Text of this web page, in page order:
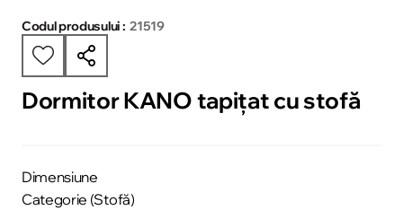
Codul produsului : 21519
Dormitor KANO tapițat cu stofă
Dimensiune
Categorie (Stofă)